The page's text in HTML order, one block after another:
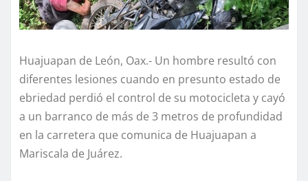
Huajuapan de León, Oax.- Un hombre resultó con
diferentes lesiones cuando en presunto estado de
ebriedad perdió el control de su motocicleta y cayó
a un barranco de más de 3 metros de profundidad
en la carretera que comunica de Huajuapan a
Mariscala de Juárez.